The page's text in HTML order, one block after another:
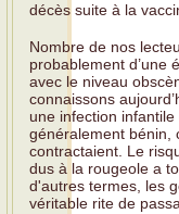
décès suite à la
Nombre de nos
probablement d’une
avec le niveau
connaissons
une infection
généralement bénin,
contractaient. Le
dus à la rougeole a
d'autres termes, les
véritable rite de